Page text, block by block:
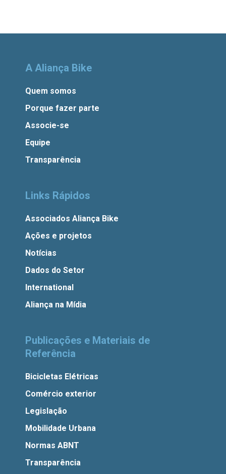
A Aliança Bike
Quem somos
Porque fazer parte
Associe-se
Equipe
Transparência
Links Rápidos
Associados Aliança Bike
Ações e projetos
Notícias
Dados do Setor
International
Aliança na Mídia
Publicações e Materiais de
Referência
Bicicletas Elétricas
Comércio exterior
Legislação
Mobilidade Urbana
Normas ABNT
Transparência